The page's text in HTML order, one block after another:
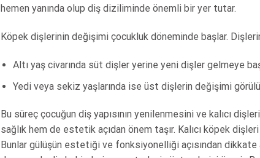
hemen yanında olup diş diziliminde önemli bir yer tutar.
Köpek dişlerinin değişimi çocukluk döneminde başlar.
Altı yaş civarında süt dişler yerine yeni dişler gelmeye
Yedi veya sekiz yaşlarında ise üst dişlerin değişimi
Bu süreç çocuğun diş yapısının yenilenmesini ve kalıcı
sağlık hem de estetik açıdan önem taşır. Kalıcı köpek
Bunlar gülüşün estetiği ve fonksiyonelliği açısından dikkate